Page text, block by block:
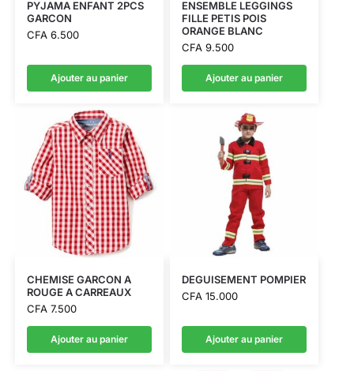
PYJAMA ENFANT 2PCS
GARCON
CFA6.500
Ajouter au panier
ENSEMBLE LEGGINGS
FILLE PETIS POIS
ORANGE BLANC
CFA9.500
Ajouter au panier
CHEMISE GARCON A
ROUGE A CARREAUX
CFA7.500
Ajouter au panier
DEGUISEMENT POMPIER
CFA15.000
Ajouter au panier